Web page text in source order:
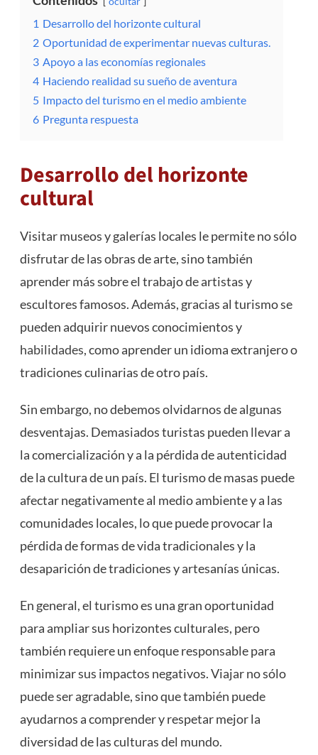
1 Desarrollo del horizonte cultural
2 Oportunidad de experimentar nuevas culturas.
3 Apoyo a las economías regionales
4 Haciendo realidad su sueño de aventura
5 Impacto del turismo en el medio ambiente
6 Pregunta respuesta
Desarrollo del horizonte
cultural
Visitar museos y galerías locales le permite no sólo
disfrutar de las obras de arte, sino también
aprender más sobre el trabajo de artistas y
escultores famosos. Además, gracias al turismo se
pueden adquirir nuevos conocimientos y
habilidades, como aprender un idioma extranjero o
tradiciones culinarias de otro país.
Sin embargo, no debemos olvidarnos de algunas
desventajas. Demasiados turistas pueden llevar a
la comercialización y a la pérdida de autenticidad
de la cultura de un país. El turismo de masas puede
afectar negativamente al medio ambiente y a las
comunidades locales, lo que puede provocar la
pérdida de formas de vida tradicionales y la
desaparición de tradiciones y artesanías únicas.
En general, el turismo es una gran oportunidad
para ampliar sus horizontes culturales, pero
también requiere un enfoque responsable para
minimizar sus impactos negativos. Viajar no sólo
puede ser agradable, sino que también puede
ayudarnos a comprender y respetar mejor la
diversidad de las culturas del mundo.